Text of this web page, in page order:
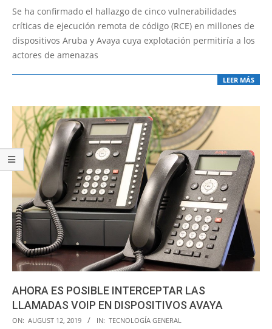
05-
03
Se ha confirmado el hallazgo de cinco vulnerabilidades
críticas de ejecución remota de código (RCE) en millones de
dispositivos Aruba y Avaya cuya explotación permitiría a los
actores de amenazas
LEER MÁS
AHORA ES POSIBLE INTERCEPTAR LAS
LLAMADAS VOIP EN DISPOSITIVOS AVAYA
2019-
ON: AUGUST 12, 2019 IN: TECNOLOGÍA GENERAL